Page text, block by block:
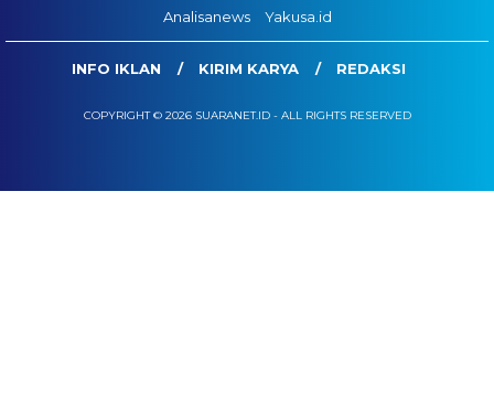
Analisanews
Yakusa.id
INFO IKLAN KIRIM KARYA REDAKSI
COPYRIGHT © 2026 SUARANET.ID - ALL RIGHTS RESERVED